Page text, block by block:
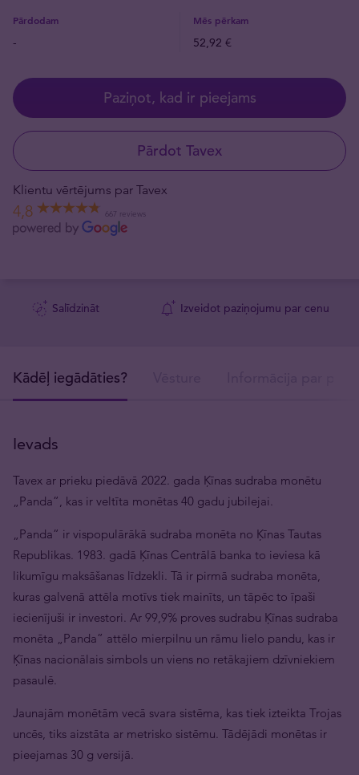
Pārdodam Mēs pērkam
- 52,92 €
Paziņot, kad ir pieejams
Pārdot Tavex
Klientu vērtējums par Tavex
4,8 667 reviews
Salīdzināt Izveidot paziņojumu par cenu
Kādēļ iegādāties?
Ievads
Tavex ar prieku piedāvā 2022. gada Ķīnas sudraba monētu
„Panda”, kas ir veltīta monētas 40 gadu jubilejai.
„Panda” ir vispopulārākā sudraba monēta no Ķīnas Tautas
Republikas. 1983. gadā Ķīnas Centrālā banka to ieviesa kā
likumīgu maksāšanas līdzekli. Tā ir pirmā sudraba monēta,
kuras galvenā attēla motīvs tiek mainīts, un tāpēc to īpaši
iecienījuši ir investori. Ar 99,9% proves sudrabu Ķīnas sudraba
monēta „Panda” attēlo mierpilnu un rāmu lielo pandu, kas ir
Ķīnas nacionālais simbols un viens no retākajiem dzīvniekiem
pasaulē.
Jaunajām monētām vecā svara sistēma, kas tiek izteikta Trojas
uncēs, tiks aizstāta ar metrisko sistēmu. Tādējādi monētas ir
pieejamas 30 g versijā.